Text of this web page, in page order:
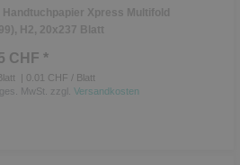
Handtuchpapier Xpress Multifold
H2, 20x237 Blatt
CHF *
| 0.01 CHF / Blatt
MwSt. zzgl. Versandkosten